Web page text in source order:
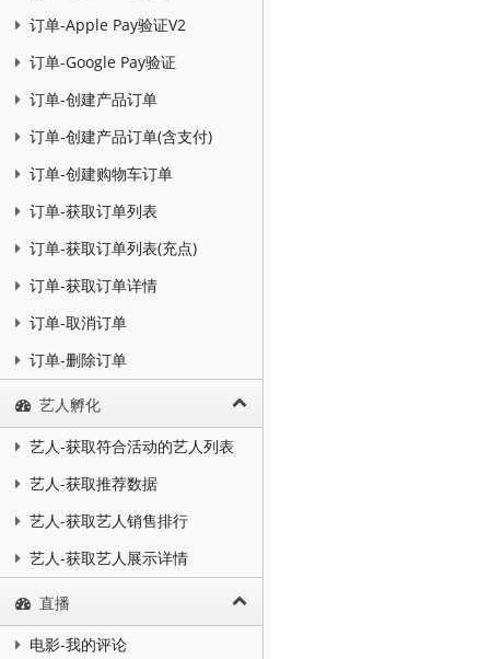
订单-Apple Pay验证V2
订单-Google Pay验证
订单-创建产品订单
订单-创建产品订单(含支付)
订单-创建购物车订单
订单-获取订单列表
订单-获取订单列表(充点)
订单-获取订单详情
订单-取消订单
订单-删除订单
艺人孵化
艺人-获取符合活动的艺人列表
艺人-获取推荐数据
艺人-获取艺人销售排行
艺人-获取艺人展示详情
直播
电影-我的评论